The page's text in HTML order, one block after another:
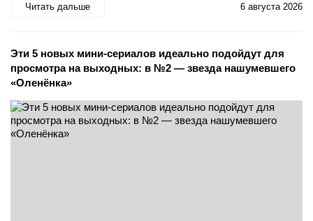
Читать дальше 6 августа 2026
Эти 5 новых мини-сериалов идеально подойдут для
просмотра на выходных: в №2 — звезда нашумевшего
«Оленёнка»